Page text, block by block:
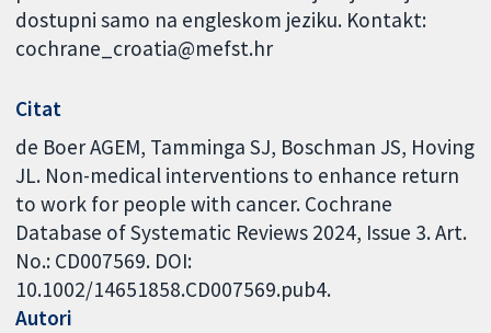
dostupni samo na engleskom jeziku. Kontakt:
cochrane_croatia@mefst.hr
Citat
de Boer AGEM, Tamminga SJ, Boschman JS, Hoving
JL. Non-medical interventions to enhance return
to work for people with cancer. Cochrane
Database of Systematic Reviews 2024, Issue 3. Art.
No.: CD007569. DOI:
10.1002/14651858.CD007569.pub4.
Autori